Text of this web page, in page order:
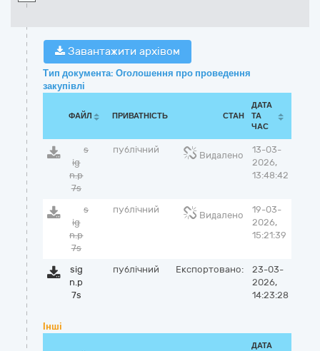
Завантажити архівом
Тип документа: Оголошення про проведення
закупівлі
ФАЙЛ ПРИВАТНІСТЬ СТАН
ДАТА
ТА
ЧАС
s
ig
n.p
7s
публічний
Видалено
13-03-
2026,
13:48:42
s
ig
n.p
7s
публічний
Видалено
19-03-
2026,
15:21:39
sig
n.p
7s
публічний Експортовано:
23-03-
2026,
14:23:28
Інші
ДАТА